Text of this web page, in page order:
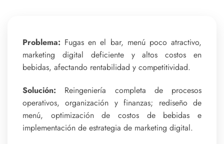
Problema: Fugas en el bar, menú poco atractivo,
marketing digital deficiente y altos costos en
bebidas, afectando rentabilidad y competitividad.
Solución: Reingeniería completa de procesos
operativos, organización y finanzas; rediseño de
menú, optimización de costos de bebidas e
implementación de estrategia de marketing digital.